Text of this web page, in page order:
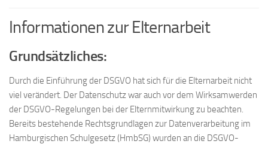
Informationen zur Elternarbeit
Grundsätzliches:
Durch die Einführung der DSGVO hat sich für die Elternarbeit nicht
viel verändert. Der Datenschutz war auch vor dem Wirksamwerden
der DSGVO-Regelungen bei der Elternmitwirkung zu beachten.
Bereits bestehende Rechtsgrundlagen zur Datenverarbeitung im
Hamburgischen Schulgesetz (HmbSG) wurden an die DSGVO-